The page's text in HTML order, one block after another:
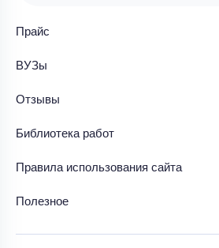
Прайс
ВУЗы
Отзывы
Библиотека работ
Правила использования сайта
Полезное